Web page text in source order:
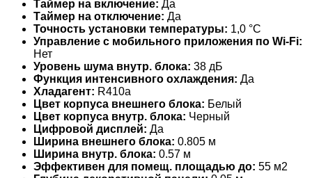
Таймер на включение: Да
Таймер на отключение: Да
Точность установки температуры: 1,0 °С
Управление c мобильного приложения по Wi-Fi:
Нет
Уровень шума внутр. блока: 38 дБ
Функция интенсивного охлаждения: Да
Хладагент: R410a
Цвет корпуса внешнего блока: Белый
Цвет корпуса внутр. блока: Черный
Цифровой дисплей: Да
Ширина внешнего блока: 0.805 м
Ширина внутр. блока: 0.57 м
Эффективен для помещ. площадью до: 55 м2